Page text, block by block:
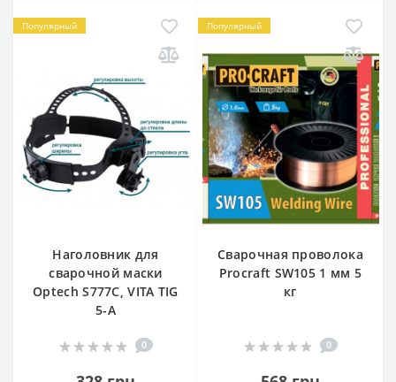
Популярный
Наголовник для
сварочной маски
Optech S777C, VITA TIG
5-A
0
Популярный
Сварочная проволока
Procraft SW105 1 мм 5
кг
0